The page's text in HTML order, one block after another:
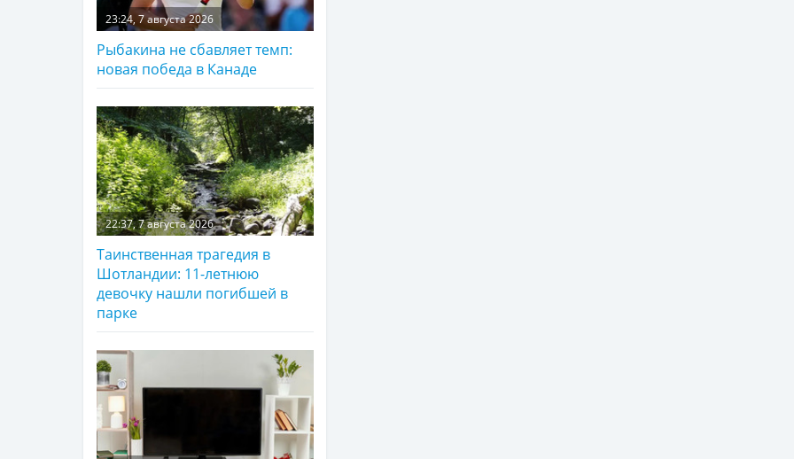
23:24, 7 августа 2026
Рыбакина не сбавляет темп:
новая победа в Канаде
22:37, 7 августа 2026
Таинственная трагедия в
Шотландии: 11-летнюю
девочку нашли погибшей в
парке